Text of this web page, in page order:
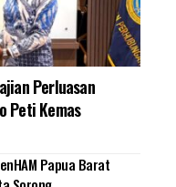
Perluasan
Peti Kemas
Papua Barat